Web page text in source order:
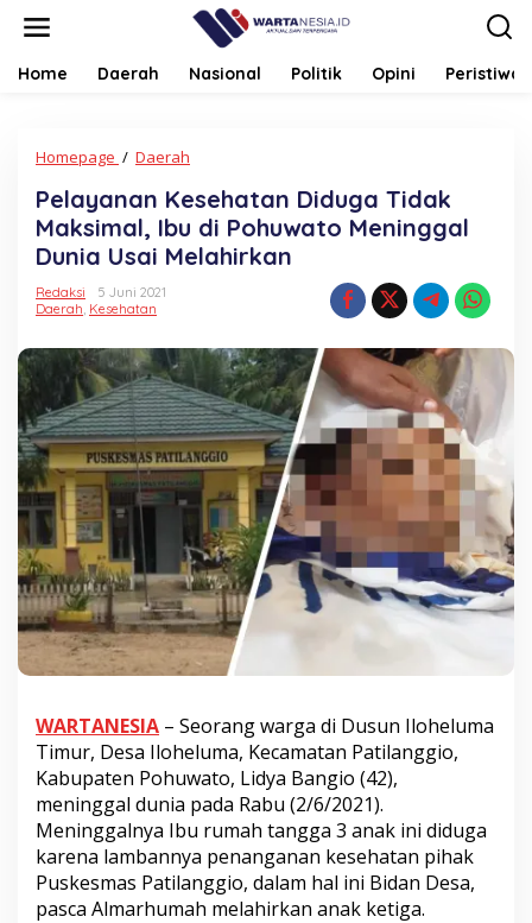
Home Daerah Nasional Politik Opini Peristiwa
Homepage / Daerah
Diduga
Tidak
Maksimal,
Ibu
Dunia
Usai
Melahirkan
Pelayanan Kesehatan Diduga Tidak
Maksimal, Ibu di Pohuwato Meninggal
Dunia Usai Melahirkan
Redaksi
5 Juni 2021
Daerah, Kesehatan
WARTANESIA – Seorang warga di Dusun Iloheluma
Timur, Desa Iloheluma, Kecamatan Patilanggio,
Kabupaten Pohuwato, Lidya Bangio (42),
meninggal dunia pada Rabu (2/6/2021).
Meninggalnya Ibu rumah tangga 3 anak ini diduga
karena lambannya penanganan kesehatan pihak
Puskesmas Patilanggio, dalam hal ini Bidan Desa,
pasca Almarhumah melahirkan anak ketiga.